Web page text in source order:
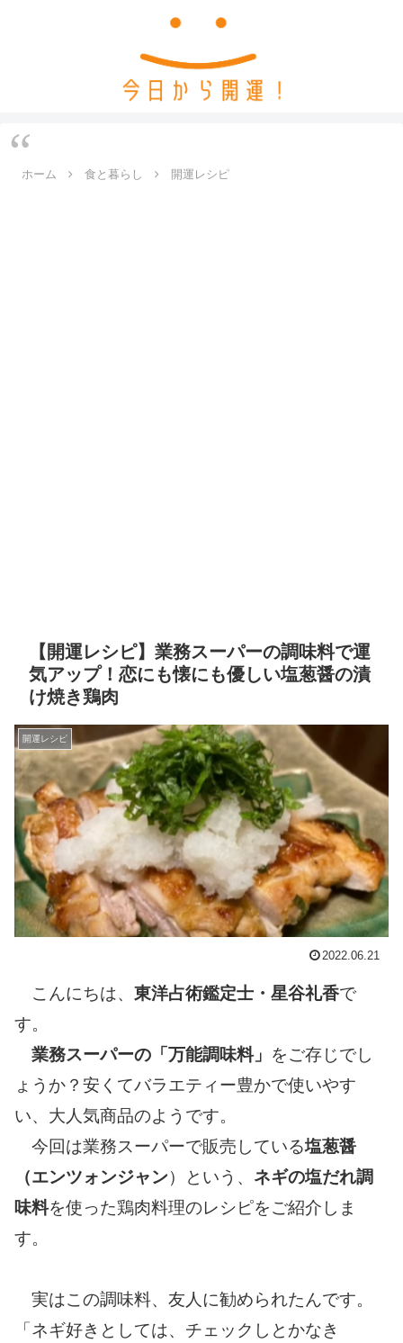
ホーム 食と暮らし 開運レシピ
【開運レシピ】業務スーパーの調味料で運
気アップ！恋にも懐にも優しい塩葱醤の漬
け焼き鶏肉
開運レシピ
2022.06.21
こんにちは、 東洋占術鑑定士・星谷礼香で
す。
業務スーパーの「万能調味料」 をご存じでし
ょうか？安くてバラエティー豊かで使いやす
い、大人気商品のようです。
今回は業務スーパーで販売している塩葱醤
（エンツォンジャン）という、 ネギの塩だれ調
味料を使った鶏肉料理のレシピをご紹介しま
す。
実はこの調味料、友人に勧められたんです。
「ネギ好きとしては、チェックしとかなき